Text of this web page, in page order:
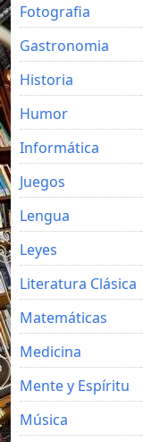
Fotografia
Gastronomia
Historia
Humor
Informática
Juegos
Lengua
Leyes
Literatura Clásica
Matemáticas
Medicina
Mente y Espíritu
Música